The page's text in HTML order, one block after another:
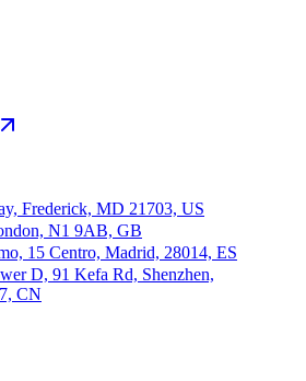
Frederick, MD 21703, US
N1 9AB, GB
15 Centro, Madrid, 28014, ES
D, 91 Kefa Rd, Shenzhen,
CN